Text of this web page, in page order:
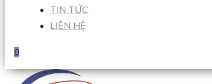
TIN TỨC
LIÊN HỆ
0